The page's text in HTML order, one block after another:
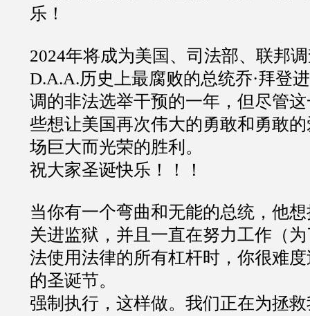
乐！
2024年将成为美国、司法部、联邦
D.A.A.历史上最腐败的总统乔·拜登
调的非法选举干预的一年，但尽管
些想让美国再次伟大的勇敢和勇敢
场巨大而光荣的胜利。
祝大家圣诞快乐！！！
当你有一个弯曲和无能的总统，他
关进监狱，并且一直在努力工作（
法使用法律的所有杠杆时，你很难
的圣诞节。
强制执行，这样做。我们正在为拯